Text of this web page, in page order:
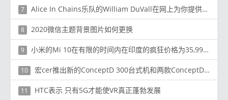
7 Alice In Chains乐队的William DuVall在网上为你提供了一套免费的音响设备
8 2020微信主题背景图片如何更换
9 小米的Mi 10在有限的时间内在印度的疯狂价格为35,999卢比
10 宏cer推出新的ConceptD 300台式机和两款ConceptD 7系列笔记本电脑
11 HTC表示 只有5G才能使VR真正蓬勃发展